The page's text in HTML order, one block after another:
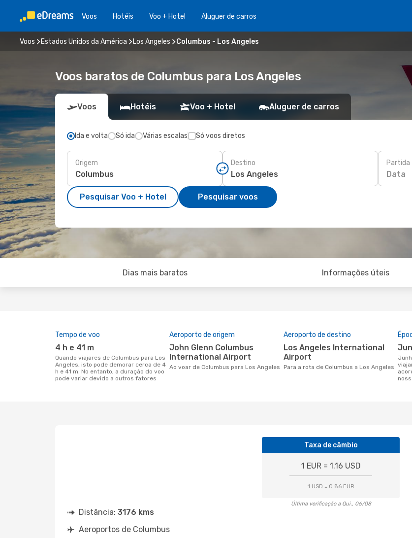
Voos Hotéis Voo + Hotel Aluguer de carros
Voos Estados Unidos da América Los Angeles Columbus - Los Angeles
Voos baratos de Columbus para Los Angeles
Voos Hotéis Voo + Hotel Aluguer de carros
Ida e volta Só ida Várias escalas Só voos diretos
Origem Destino Partida
Data
Pesquisar Voo + Hotel Pesquisar voos
Dias mais baratos Informações úteis
Tempo de voo
4 h e 41 m
Quando viajares de Columbus para Los
Angeles, isto pode demorar cerca de 4
h e 41 m. No entanto, a duração do voo
pode variar devido a outros fatores
Aeroporto de origem
John Glenn Columbus
International Airport
Ao voar de Columbus para Los Angeles
Aeroporto de destino
Los Angeles International
Airport
Para a rota de Columbus a Los Angeles
junho é a altura mais concorrida para
Taxa de câmbio
1 EUR = 1.16 USD
1 USD = 0.86 EUR
Última verificação a Qui., 06/08
Distância: 3176 kms
Aeroportos de Columbus